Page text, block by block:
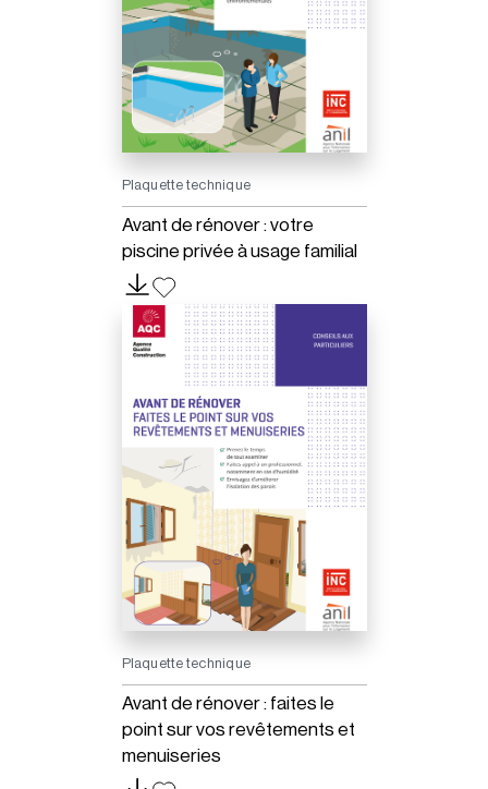
Plaquette technique
Avant de rénover : votre
piscine privée à usage familial
Plaquette technique
Avant de rénover : faites le
point sur vos revêtements et
menuiseries